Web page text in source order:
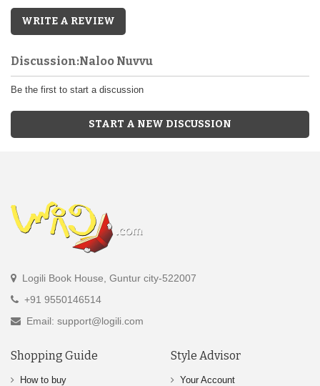
WRITE A REVIEW
Discussion:Naloo Nuvvu
Be the first to start a discussion
START A NEW DISCUSSION
Logili Book House, Guntur city-522007
+91 9550146514
Email: support@logili.com
Shopping Guide
How to buy
Style Advisor
Your Account